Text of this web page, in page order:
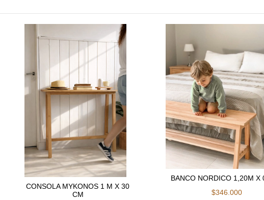
CONSOLA MYKONOS 1 M X 30
CM
BANCO NORDICO 1,20M X
$346.000